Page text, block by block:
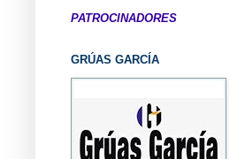
PATROCINADORES
GRÚAS GARCÍA